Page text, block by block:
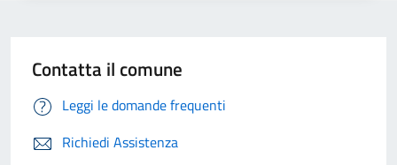
Contatta il comune
Leggi le domande frequenti
Richiedi Assistenza